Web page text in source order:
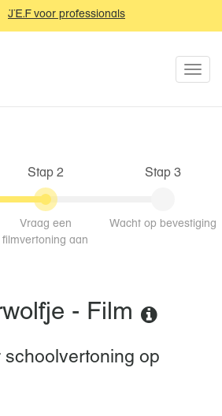
JEF voor professionals
Stap 2
Vraag een
filmvertoning aan
Stap 3
Wacht op bevestiging
- Film
op